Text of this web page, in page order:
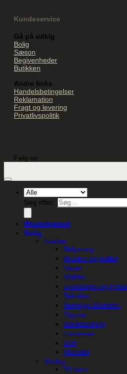
Kundeservice
Gå på udkig
Bolig
Sæson
Begivenheder
Butikken
Andre links
Handelsbetingelser
Reklamation
Fragt og levering
Privatlivspolitik
Følg os
Søg efter:
Ønskehjørnet
Bolig
Interiør
Belysning
Krukker og potter
Vaser
Møbler
Lysestager og
Tekstiler
Kunstige Blomster
Figurer
Borddækning
Lanterner
Duft
Plakater
Maileg
Til børn